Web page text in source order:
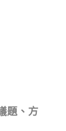
題、方